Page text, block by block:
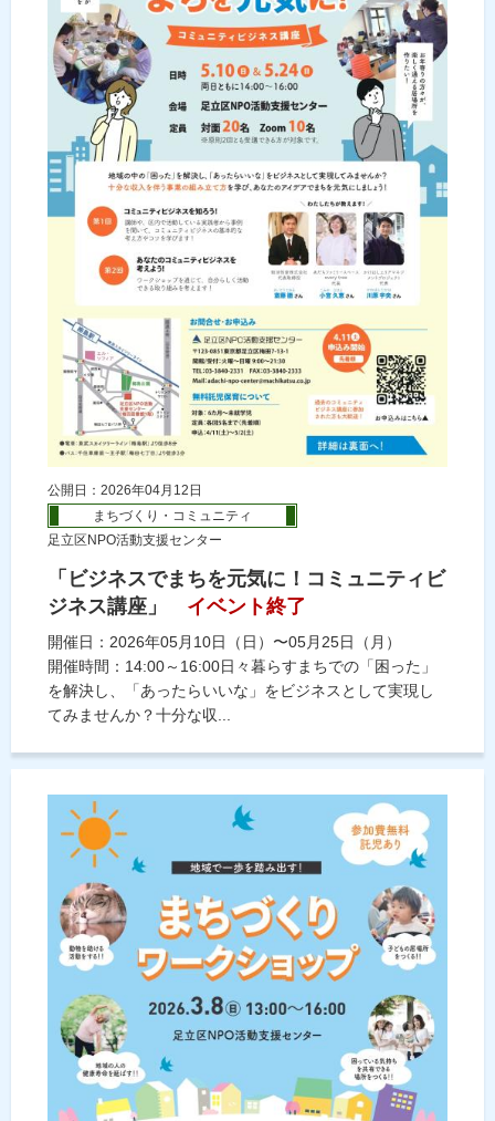
公開日：2026年04月12日
まちづくり・コミュニティ
足立区NPO活動支援センター
「ビジネスでまちを元気に！コミュニティビ
ジネス講座」
イベント終了
開催日：2026年05月10日（日）〜05月25日（月）
開催時間：14:00～16:00日々暮らすまちでの「困った」
を解決し、「あったらいいな」をビジネスとして実現し
てみませんか？十分な収...